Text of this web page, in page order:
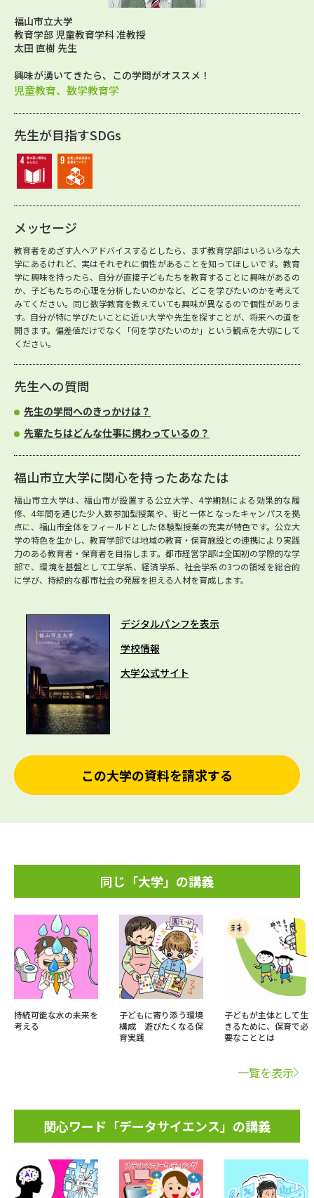
福山市立大学
教育学部 児童教育学科 准教授
太田 直樹 先生
興味が湧いてきたら、この学問がオススメ！
児童教育、数学教育学
先生が目指すSDGs
メッセージ
教育者をめざす人へアドバイスするとしたら、まず教育学部はいろいろな大
学にあるけれど、実はそれぞれに個性があることを知ってほしいです。教育
学に興味を持ったら、自分が直接子どもたちを教育することに興味があるの
か、子どもたちの心理を分析したいのかなど、どこを学びたいのかを考えて
みてください。同じ数学教育を教えていても興味が異なるので個性がありま
す。自分が特に学びたいことに近い大学や先生を探すことが、将来への道を
開きます。偏差値だけでなく「何を学びたいのか」という観点を大切にして
ください。
先生への質問
先生の学問へのきっかけは？
先輩たちはどんな仕事に携わっているの？
福山市立大学に関心を持ったあなたは
福山市立大学は、福山市が設置する公立大学、4学期制による効果的な履
修、4年間を通じた少人数参加型授業や、街と一体となったキャンパスを拠
点に、福山市全体をフィールドとした体験型授業の充実が特色です。公立大
学の特色を生かし、教育学部では地域の教育・保育施設との連携により実践
力のある教育者・保育者を目指します。都市経営学部は全国初の学際的な学
部で、環境を基盤として工学系、経済学系、社会学系の3つの領域を総合的
に学び、持続的な都市社会の発展を担える人材を育成します。
デジタルパンフを表示
学校情報
大学公式サイト
この大学の資料を請求する
同じ「大学」の講義
持続可能な水の未来を
考える
子どもに寄り添う環境
構成 遊びたくなる保
育実践
子どもが主体として生
きるために、保育で必
要なこととは
一覧を表示
関心ワード「データサイエンス」の講義